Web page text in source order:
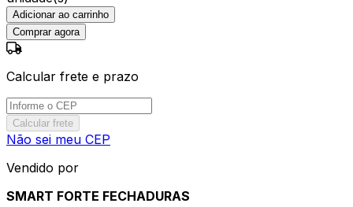
Adicionar ao carrinho
Comprar agora
Calcular frete e prazo
Calcular frete
Não sei meu CEP
Vendido por
SMART FORTE FECHADURAS